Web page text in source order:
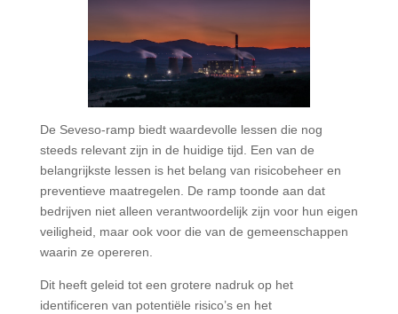
De Seveso-ramp biedt waardevolle lessen die nog
steeds relevant zijn in de huidige tijd. Een van de
belangrijkste lessen is het belang van risicobeheer en
preventieve maatregelen. De ramp toonde aan dat
bedrijven niet alleen verantwoordelijk zijn voor hun eigen
veiligheid, maar ook voor die van de gemeenschappen
waarin ze opereren.
Dit heeft geleid tot een grotere nadruk op het
identificeren van potentiële risico’s en het